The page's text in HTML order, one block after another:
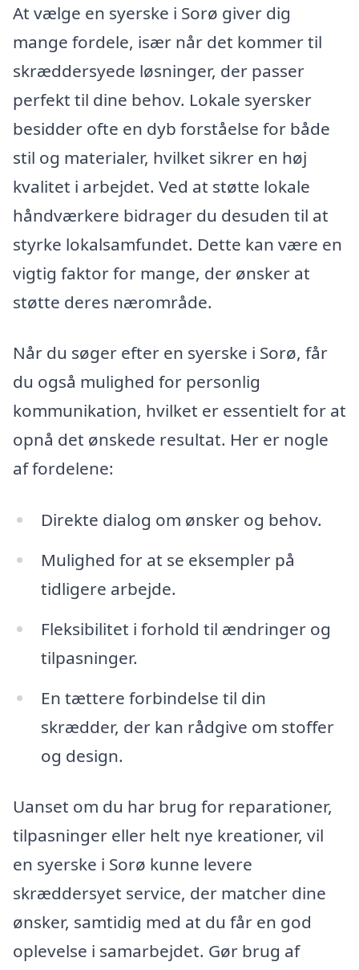
At vælge en syerske i Sorø giver dig
mange fordele, især når det kommer til
skræddersyede løsninger, der passer
perfekt til dine behov. Lokale syersker
besidder ofte en dyb forståelse for både
stil og materialer, hvilket sikrer en høj
kvalitet i arbejdet. Ved at støtte lokale
håndværkere bidrager du desuden til at
styrke lokalsamfundet. Dette kan være en
vigtig faktor for mange, der ønsker at
støtte deres nærområde.
Når du søger efter en syerske i Sorø, får
du også mulighed for personlig
kommunikation, hvilket er essentielt for at
opnå det ønskede resultat. Her er nogle
af fordelene:
Direkte dialog om ønsker og behov.
Mulighed for at se eksempler på
tidligere arbejde.
Fleksibilitet i forhold til ændringer og
tilpasninger.
En tættere forbindelse til din
skrædder, der kan rådgive om stoffer
og design.
Uanset om du har brug for reparationer,
tilpasninger eller helt nye kreationer, vil
en syerske i Sorø kunne levere
skræddersyet service, der matcher dine
ønsker, samtidig med at du får en god
oplevelse i samarbejdet. Gør brug af